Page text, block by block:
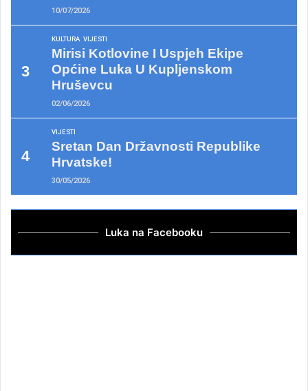
10/07/2026
KULTURA VIJESTI
Mirisi Kotlovine I Uspjeh Ekipe
Općine Luka U Kupljenskom
Hruševcu
02/06/2026
VIJESTI
Sretan Dan Državnosti Republike
Hrvatske!
30/05/2026
Luka na Facebooku